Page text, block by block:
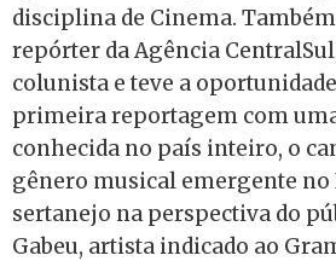
disciplina de Cinema.
repórter da Agência
colunista e teve a
primeira reportagem com
conhecida no país inteiro, o
gênero musical emergente no
sertanejo na perspectiva do
Gabeu, artista indicado ao